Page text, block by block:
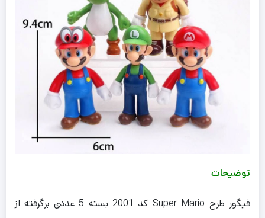
توضیحات
فیگور طرح Super Mario کد 2001 بسته 5 عددی برگرفته از